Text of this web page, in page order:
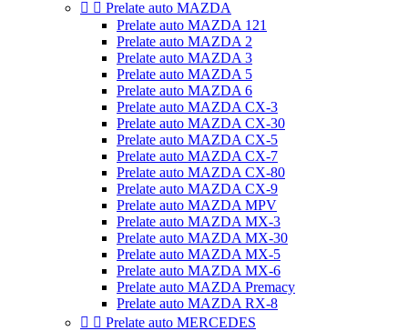
  Prelate auto MAZDA
Prelate auto MAZDA 121
Prelate auto MAZDA 2
Prelate auto MAZDA 3
Prelate auto MAZDA 5
Prelate auto MAZDA 6
Prelate auto MAZDA CX-3
Prelate auto MAZDA CX-30
Prelate auto MAZDA CX-5
Prelate auto MAZDA CX-7
Prelate auto MAZDA CX-80
Prelate auto MAZDA CX-9
Prelate auto MAZDA MPV
Prelate auto MAZDA MX-3
Prelate auto MAZDA MX-30
Prelate auto MAZDA MX-5
Prelate auto MAZDA MX-6
Prelate auto MAZDA Premacy
Prelate auto MAZDA RX-8
  Prelate auto MERCEDES